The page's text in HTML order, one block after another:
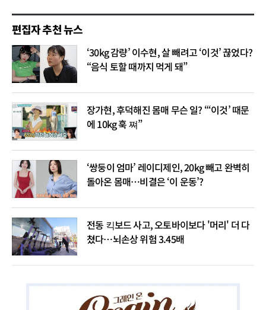
편집자 추천 뉴스
‘30kg 감량’ 이수현, 살 빼려고 ‘이것’ 끊었다?
“음식 토할 때까지 먹게 돼”
장가현, 후덕해진 몸매 무슨 일? “‘이것’ 때문
에 10kg 훅 쪄”
‘쌍둥이 엄마’ 레이디제인, 20kg 빼고 완벽히
돌아온 몸매…비결은 ‘이 운동’?
전동 킥보드 사고, 오토바이보다 '머리' 더 다
쳤다…뇌손상 위험 3.45배